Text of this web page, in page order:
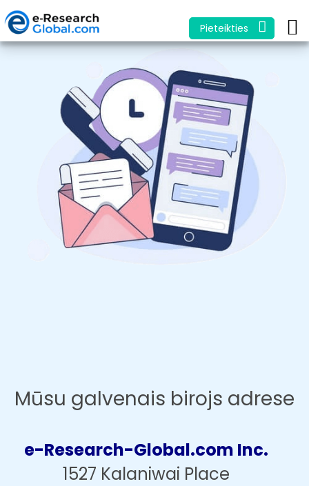
Pieteikties
Mūsu galvenais birojs adrese
e-Research-Global.com Inc.
1527 Kalaniwai Place